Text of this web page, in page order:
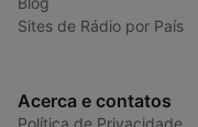
Sites de Rádio por País
Acerca e contatos